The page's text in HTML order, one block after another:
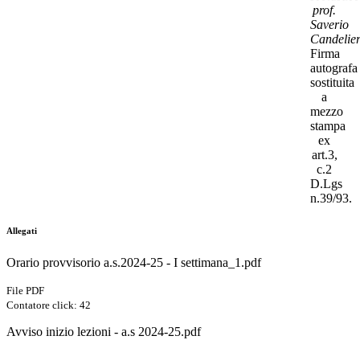
prof.
Saverio
Firma
autografa
sostituita
a
mezzo
stampa
ex
art.3,
c.2
D.Lgs
n.39/93.
Allegati
Orario provvisorio a.s.2024-25 - I settimana_1.pdf
File PDF
Contatore click: 42
Avviso inizio lezioni - a.s 2024-25.pdf